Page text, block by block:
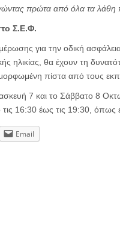
πρώτα από όλα τα λάθη
Σ.Ε.Φ.
για την οδική
ηλικίας, θα έχουν τη
πίστα από τους
7 και το Σάββατο 8
16:30 έως τις 19:30, όπως
Email